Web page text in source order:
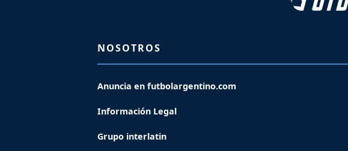
NOSOTROS
Anuncia en futbolargentino.com
Información Legal
Grupo interlatin